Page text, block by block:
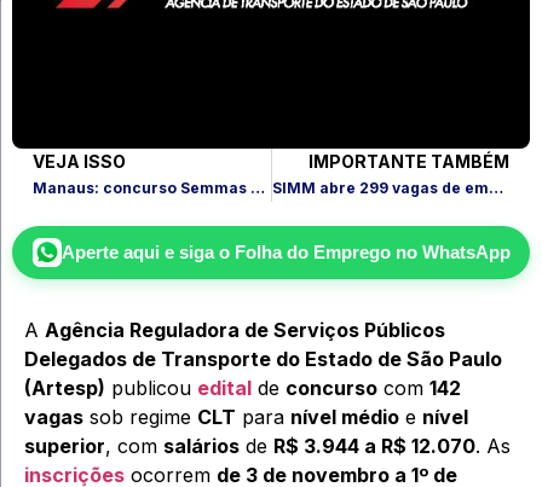
VEJA ISSO
Manaus: concurso Semmas confirma edital nesta sexta
IMPORTANTE TAMBÉM
SIMM abre 299 vagas de emprego e estágio em Salvador nesta quinta
Aperte aqui e siga o Folha do Empregono WhatsApp
A Agência Reguladora de Serviços Públicos
Delegados de Transporte do Estado de São Paulo
(Artesp) publicou edital de concurso com 142
vagas sob regime CLT para nível médio e nível
superior, com salários de R$ 3.944 a R$ 12.070. As
inscrições ocorrem de 3 de novembro a 1º de